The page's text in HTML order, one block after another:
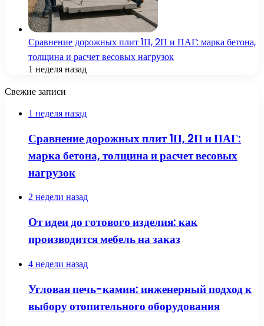
Сравнение дорожных плит 1П, 2П и ПАГ: марка бетона,
толщина и расчет весовых нагрузок
1 неделя назад
Свежие записи
1 неделя назад
Сравнение дорожных плит 1П, 2П и ПАГ:
марка бетона, толщина и расчет весовых
нагрузок
2 недели назад
От идеи до готового изделия: как
производится мебель на заказ
4 недели назад
Угловая печь-камин: инженерный подход к
выбору отопительного оборудования